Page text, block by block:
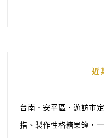
近
台南．安平區．遊訪市
指、製作性格糖果罐，